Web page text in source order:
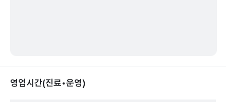
영업시간(진료•운영)